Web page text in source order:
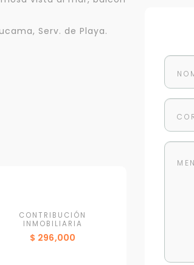
Serv. de Playa.
CONTRIBUCIÓN
INMOBILIARIA
$ 296,000